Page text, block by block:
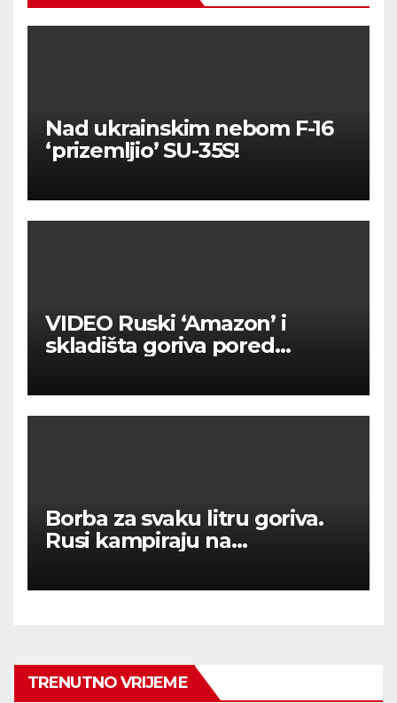
Nad ukrainskim nebom F-16
‘prizemljio’ SU-35S!
VIDEO Ruski ‘Amazon’ i
skladišta goriva pored
Borba za svaku litru goriva.
Rusi kampiraju na
TRENUTNO VRIJEME